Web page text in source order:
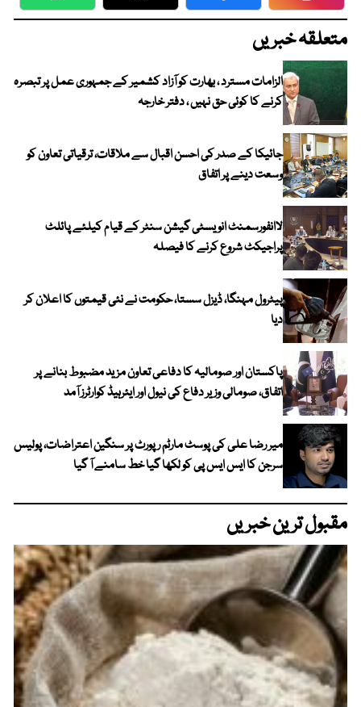
WhatsApp Twitter Facebook
متعلقہ خبریں
الزامات مسترد ، بھارت کو آزاد کشمیر کے جمہوری عمل پر تبصرہ
کرنے کا کوئی حق نہیں ، دفتر خارجہ
جائیکا کے صدر کی احسن اقبال سے ملاقات، ترقیاتی تعاون کو
وسعت دینے پر اتفاق
لاانفورسمنٹ انویسٹی گیشن سنٹر کے قیام کیلئے پائلٹ
پراجیکٹ شروع کرنے کا فیصلہ
پیٹرول مہنگا، ڈیزل سستا، حکومت نے نئی قیمتوں کا اعلان کر
دیا
پاکستان اور صومالیہ کا دفاعی تعاون مزید مضبوط بنانے پر
اتفاق، صومالی وزیر دفاع کی نیول اور ایئرہیڈ کوارٹرز آمد
میر رضا علی کی پوسٹ مارٹم رپورٹ پر سنگین اعتراضات، پولیس
سرجن کا ایس ایس پی کو لکھا گیا خط سامنے آ گیا
مقبول ترین خبریں